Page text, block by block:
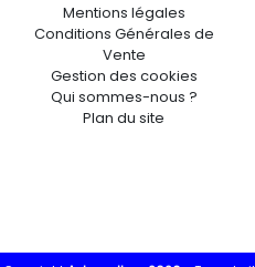
Mentions légales
Conditions Générales de
Vente
Gestion des cookies
Qui sommes-nous ?
Plan du site